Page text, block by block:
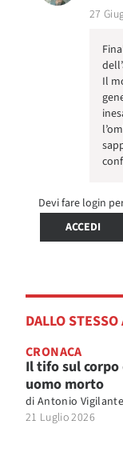
27
Il
Devi fare login
ACCEDI
DALLO STESSO
CRONACA
Il tifo sul corpo
uomo morto
di Antonio Vigilante
21 Luglio 2026